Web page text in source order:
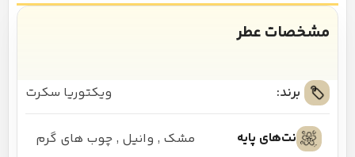
مشخصات عطر
برند: ویکتوریا سکرت
نت‌های پایه مشک , وانیل , چوب های گرم